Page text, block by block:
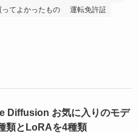
ってよかったもの
運転免許証
Diffusion お気に入りのモデ
類とLoRAを4種類